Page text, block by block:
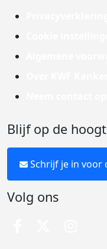
Blijf op de
Schrijf je in voor
Volg ons